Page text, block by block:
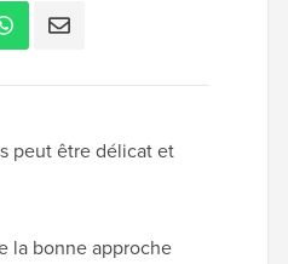
peut être délicat et
la bonne approche